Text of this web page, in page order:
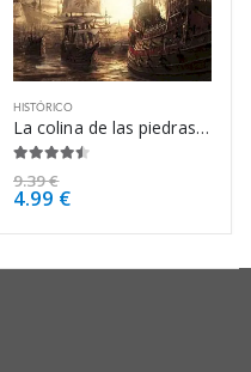
HISTÓRICO
La colina de las piedras blancas – José Luis Gil Soto
9.39€
4.99 €